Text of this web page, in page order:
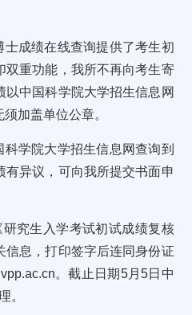
成绩在线查询提供了考生初
双重功能，我所不再向考生寄
中国科学院大学招生信息网
加盖单位公章。
学院大学招生信息网查询到
有异议，可向我所提交书面申
究生入学考试初试成绩复核
信息，打印签字后连同身份证
。截止日期5月5日中
。